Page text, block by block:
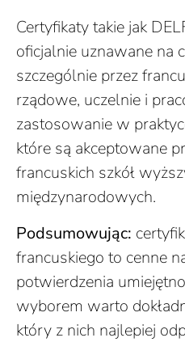
Certyfikaty takie jak
oficjalnie uznawane na
szczególnie przez
rządowe, uczelnie i
zastosowanie w
które są akceptowane
francuskich szkół
międzynarodowych.
Podsumowując:
francuskiego to cenne
potwierdzenia
wyborem warto
który z nich najlepiej